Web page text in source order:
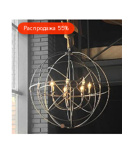
Распродажа 55%